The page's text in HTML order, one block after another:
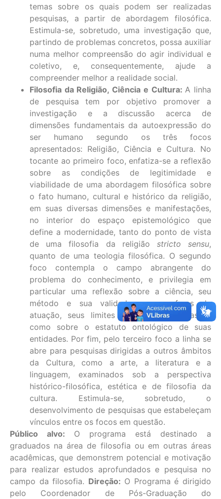
temas sobre os quais podem ser realizadas
pesquisas, a partir de abordagem filosófica.
Estimula-se, sobretudo, uma investigação que,
partindo de problemas concretos, possa auxiliar
numa melhor compreensão do agir individual e
coletivo, e, consequentemente, ajude a
compreender melhor a realidade social.
Filosofia da Religião, Ciência e Cultura: A linha
de pesquisa tem por objetivo promover a
investigação e a discussão acerca de
dimensões fundamentais da autoexpressão do
ser humano segundo os três focos
apresentados: Religião, Ciência e Cultura. No
tocante ao primeiro foco, enfatiza-se a reflexão
sobre as condições de legitimidade e
viabilidade de uma abordagem filosófica sobre
o fato humano, cultural e histórico da religião,
em suas diversas dimensões e manifestações,
no interior do espaço epistemológico que
define a modernidade, tanto do ponto de vista
de uma filosofia da religião stricto sensu,
quanto de uma teologia filosófica. O segundo
foco contempla o campo abrangente do
problema do conhecimento, e privilegia em
particular uma reflexão sobre a ciência, seu
método e sua validade, suas esferas de
atuação, seus limites e pressupostos, assim
como sobre o estatuto ontológico de suas
entidades. Por fim, pelo terceiro foco a linha se
abre para pesquisas dirigidas a outros âmbitos
da Cultura, como a arte, a literatura e a
linguagem, examinados sob a perspectiva
histórico-filosófica, estética e de filosofia da
cultura. Estimula-se, sobretudo, o
desenvolvimento de pesquisas que estabeleçam
vínculos entre os focos em questão.
Público alvo: O programa está destinado a
graduados na área de filosofia ou em outras áreas
acadêmicas, que demonstrem potencial e motivação
para realizar estudos aprofundados e pesquisa no
campo da filosofia. Direção: O Programa é dirigido
pelo Coordenador de Pós-Graduação do